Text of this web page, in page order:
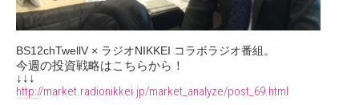
BS12chTwellV × ラジオNIKKEI コラボラジオ番組。
今週の投資戦略はこちらから！
↓↓↓
http://market.radionikkei.jp/market_analyze/post_69.html